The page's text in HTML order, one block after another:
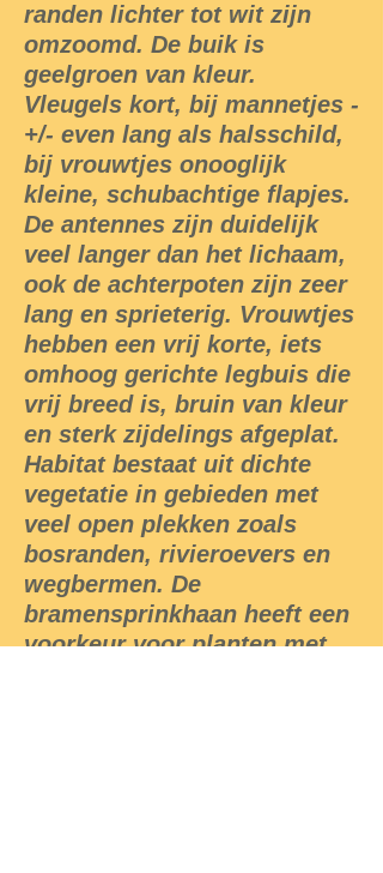
randen lichter tot wit zijn
omzoomd. De buik is
geelgroen van kleur.
Vleugels kort, bij mannetjes -
+/- even lang als halsschild,
bij vrouwtjes onooglijk
kleine, schubachtige flapjes.
De antennes zijn duidelijk
veel langer dan het lichaam,
ook de achterpoten zijn zeer
lang en sprieterig. Vrouwtjes
hebben een vrij korte, iets
omhoog gerichte legbuis die
vrij breed is, bruin van kleur
en sterk zijdelings afgeplat.
Habitat bestaat uit dichte
vegetatie in gebieden met
veel open plekken zoals
bosranden, rivieroevers en
wegbermen. De
bramensprinkhaan heeft een
voorkeur voor planten met